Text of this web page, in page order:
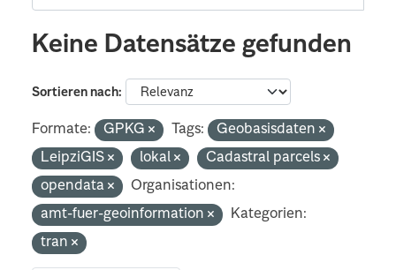
Keine Datensätze gefunden
Sortieren nach
Formate: GPKG Tags:
Geobasisdaten
LeipziGIS
lokal
Cadastral parcels
opendata
Organisationen:
amt-fuer-geoinformation
Kategorien:
tran